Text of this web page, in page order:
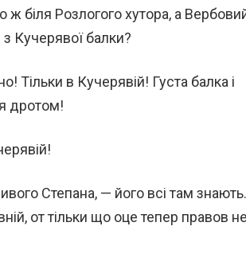
біля Розлогого хутора, а
Кучерявої балки?
Тільки в Кучерявій! Густа балка і
дротом!
Степана, — його всі там знають.
от тільки що оце тепер правов не